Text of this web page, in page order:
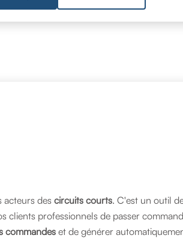
acteurs des circuits courts. C'est un outil
clients professionnels de passer
commandes et de générer